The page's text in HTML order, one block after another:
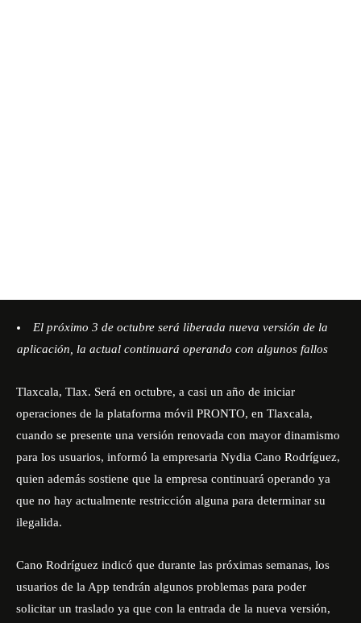
El próximo 3 de octubre será liberada nueva versión de la
aplicación, la actual continuará operando con algunos fallos
Tlaxcala, Tlax. Será en octubre, a casi un año de iniciar
operaciones de la plataforma móvil PRONTO, en Tlaxcala,
cuando se presente una versión renovada con mayor dinamismo
para los usuarios, informó la empresaria Nydia Cano Rodríguez,
quien además sostiene que la empresa continuará operando ya
que no hay actualmente restricción alguna para determinar su
ilegalida.
Cano Rodríguez indicó que durante las próximas semanas, los
usuarios de la App tendrán algunos problemas para poder
solicitar un traslado ya que con la entrada de la nueva versión,